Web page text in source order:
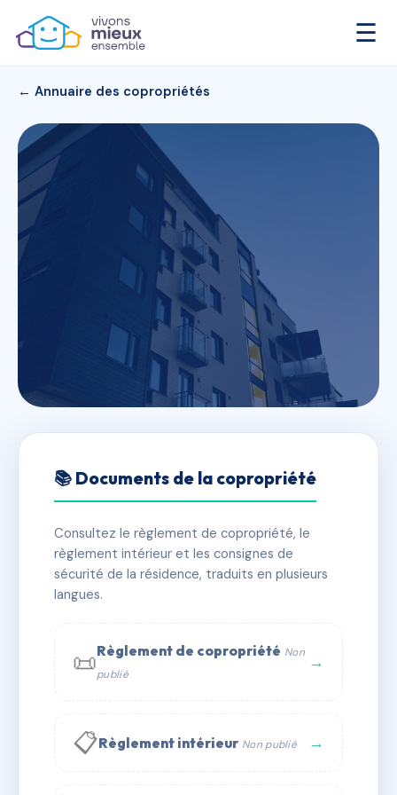
☰
← Annuaire des copropriétés
3 RUE ELZEARD PREVOST
✓ Immatriculée 🏠 6 lots 🏗 1 bâtiment(s)
📞 Contacter Syndic Digital
📚 Documents de la copropriété
Consultez le règlement de copropriété, le
règlement intérieur et les consignes de
sécurité de la résidence, traduits en plusieurs
langues.
📜Règlement de copropriété Non
publié
→
📋Règlement intérieur Non publié →